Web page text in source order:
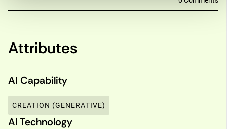
Attributes
AI Capability
CREATION (GENERATIVE)
AI Technology